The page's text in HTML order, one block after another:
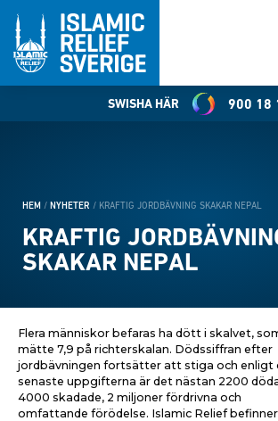
SWISHA HÄR 900 18
HEM / NYHETER / KRAFTIG JORDBÄVNING SKAKAR NEPAL
KRAFTIG
SKAKAR NEPAL
Flera människor befaras ha dött i skalvet,
mätte 7,9 på richterskalan. Dödssiffran efter
jordbävningen fortsätter att stiga och enligt
senaste uppgifterna är det nästan 2200
4000 skadade, 2 miljoner fördrivna och
omfattande förödelse. Islamic Relief befinner